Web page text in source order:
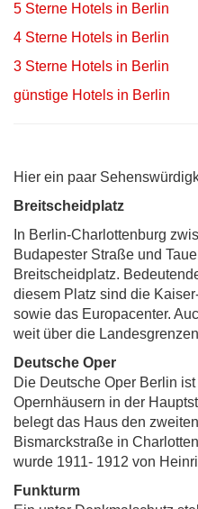
5 Sterne Hotels in Berlin
4 Sterne Hotels in Berlin
3 Sterne Hotels in Berlin
günstige Hotels in Berlin
Hier ein paar
Breitscheidplatz
In Berlin-Charlottenburg
Budapester Straße und
Breitscheidplatz.
diesem Platz sind die
sowie das Europacenter.
weit über die
Deutsche Oper
Die Deutsche Oper Berlin
Opernhäusern in der
belegt das Haus den
Bismarckstraße in
wurde 1911- 1912 von
Funkturm